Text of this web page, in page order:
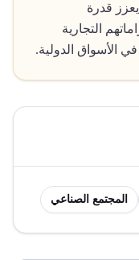
قدرة
التجارية
الأسواق الدولية.
المجتمع الصناعي